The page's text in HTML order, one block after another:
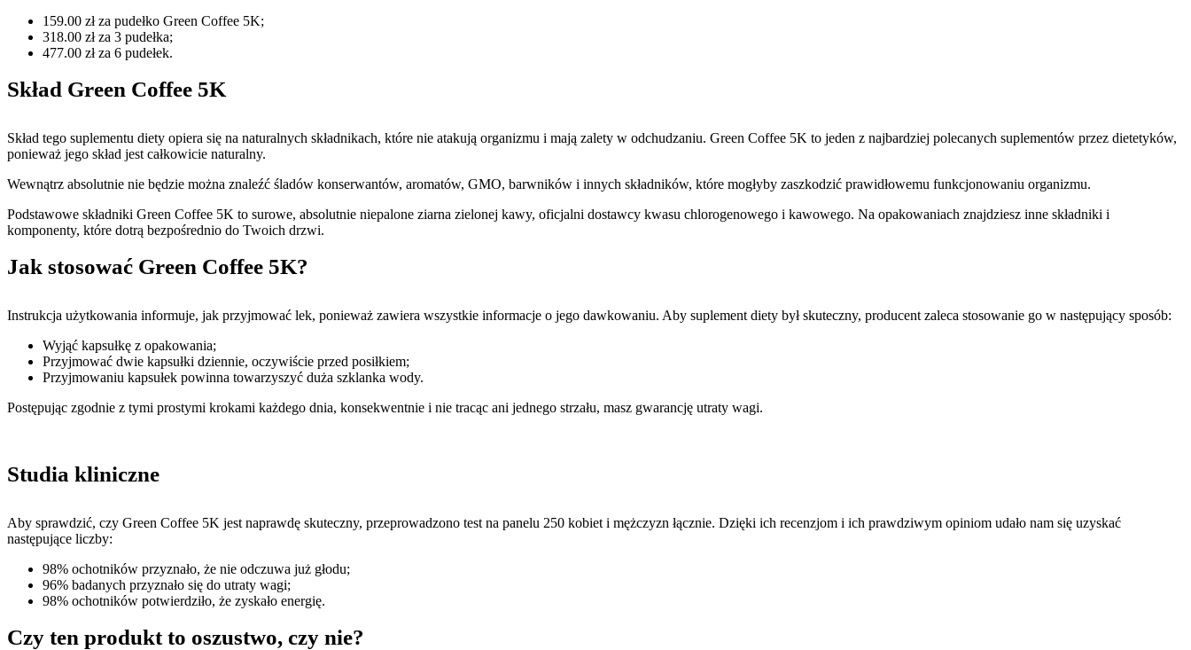
159.00 zł za pudełko Green Coffee 5K;
318.00 zł za 3 pudełka;
477.00 zł za 6 pudełek.
Skład Green Coffee 5K
Skład tego suplementu diety opiera się na naturalnych składnikach, które nie atakują organizmu i mają zalety w odchudzaniu. Green Coffee 5K to jeden z najbardziej polecanych suplementów przez dietetyków,
ponieważ jego skład jest całkowicie naturalny.
Wewnątrz absolutnie nie będzie można znaleźć śladów konserwantów, aromatów, GMO, barwników i innych składników, które mogłyby zaszkodzić prawidłowemu funkcjonowaniu organizmu.
Podstawowe składniki Green Coffee 5K to surowe, absolutnie niepalone ziarna zielonej kawy, oficjalni dostawcy kwasu chlorogenowego i kawowego. Na opakowaniach znajdziesz inne składniki i
komponenty, które dotrą bezpośrednio do Twoich drzwi.
Jak stosować Green Coffee 5K?
Instrukcja użytkowania informuje, jak przyjmować lek, ponieważ zawiera wszystkie informacje o jego dawkowaniu. Aby suplement diety był skuteczny, producent zaleca stosowanie go w następujący sposób:
Wyjąć kapsułkę z opakowania;
Przyjmować dwie kapsułki dziennie, oczywiście przed posiłkiem;
Przyjmowaniu kapsułek powinna towarzyszyć duża szklanka wody.
Postępując zgodnie z tymi prostymi krokami każdego dnia, konsekwentnie i nie tracąc ani jednego strzału, masz gwarancję utraty wagi.
Studia kliniczne
Aby sprawdzić, czy Green Coffee 5K jest naprawdę skuteczny, przeprowadzono test na panelu 250 kobiet i mężczyzn łącznie. Dzięki ich recenzjom i ich prawdziwym opiniom udało nam się uzyskać
następujące liczby:
98% ochotników przyznało, że nie odczuwa już głodu;
96% badanych przyznało się do utraty wagi;
98% ochotników potwierdziło, że zyskało energię.
Czy ten produkt to oszustwo, czy nie?